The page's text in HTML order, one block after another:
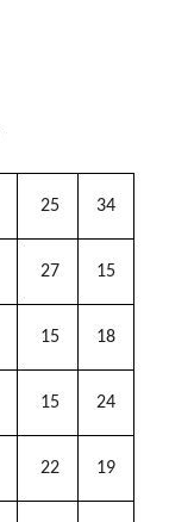
25 34
27 15
15 18
15 24
22 19